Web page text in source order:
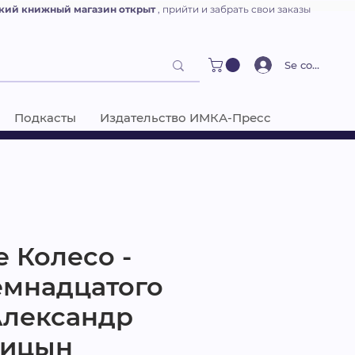
Se connecter
Подкасты Издательство ИМКА-Пресс
Колесо -
книжный магазин открыт , прийти и забрать свои заказы